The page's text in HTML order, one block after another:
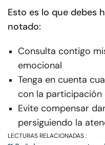
Esto es lo que debes
notado:
Consulta contigo
emocional
Tenga en cuenta
con la participación
Evite compensar
persiguiendo la
LECTURAS RELACIONADAS :